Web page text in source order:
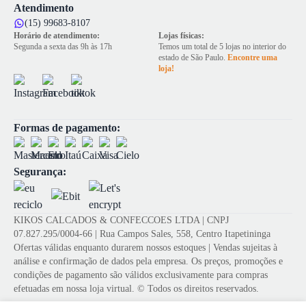
Atendimento
(15) 99683-8107
Horário de atendimento:
Segunda a sexta das 9h às 17h
Lojas físicas:
Temos um total de 5 lojas no interior do
estado de São Paulo. Encontre uma
loja!
Formas de pagamento:
Segurança:
KIKOS CALCADOS & CONFECCOES LTDA | CNPJ
07.827.295/0004-66 | Rua Campos Sales, 558, Centro Itapetininga
Ofertas válidas enquanto durarem nossos estoques | Vendas sujeitas à
análise e confirmação de dados pela empresa. Os preços, promoções e
condições de pagamento são válidos exclusivamente para compras
efetuadas em nossa loja virtual. © Todos os direitos reservados.